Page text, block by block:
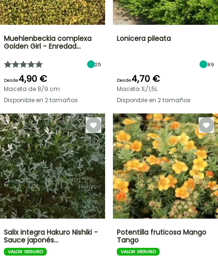
Muehlenbeckia complexa
Golden Girl - Enredad…
25
Desde4,90 €
Maceta de 8/9 cm
Disponible en 2 tamaños
Lonicera pileata
89
Desde4,70 €
Maceta 1L/1,5L
Disponible en 2 tamaños
Salix integra Hakuro Nishiki -
Sauce japonés…
VALOR SEGURO
Potentilla fruticosa Mango
Tango
VALOR SEGURO